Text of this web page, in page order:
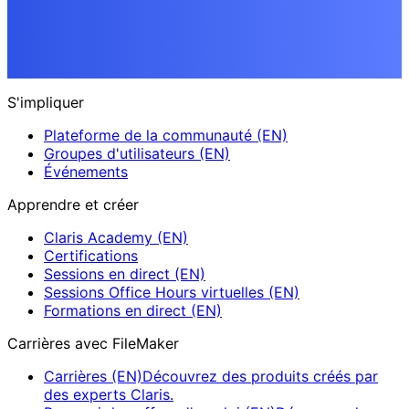
S'impliquer
Plateforme de la communauté (EN)
Groupes d'utilisateurs (EN)
Événements
Apprendre et créer
Claris Academy (EN)
Certifications
Sessions en direct (EN)
Sessions Office Hours virtuelles (EN)
Formations en direct (EN)
Carrières avec FileMaker
Carrières (EN)Découvrez des produits créés par
des experts Claris.